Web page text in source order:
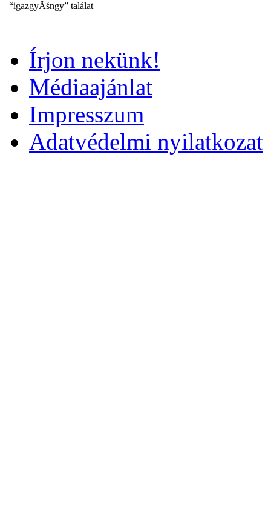
“igazgyĂśngy” találat
Írjon nekünk!
Médiaajánlat
Impresszum
Adatvédelmi nyilatkozat